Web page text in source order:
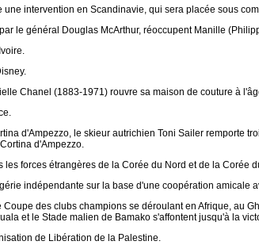
intervention en Scandinavie, qui sera placée sous
le général Douglas McArthur, réoccupent Manille
Chanel (1883-1971) rouvre sa maison de couture à
d'Ampezzo, le skieur autrichien Toni Sailer remporte
d'Ampezzo.
forces étrangères de la Corée du Nord et de la Corée
indépendante sur la base d'une coopération amicale
des clubs champions se déroulant en Afrique, au
et le Stade malien de Bamako s'affontent jusqu'à la
de Libération de la Palestine.